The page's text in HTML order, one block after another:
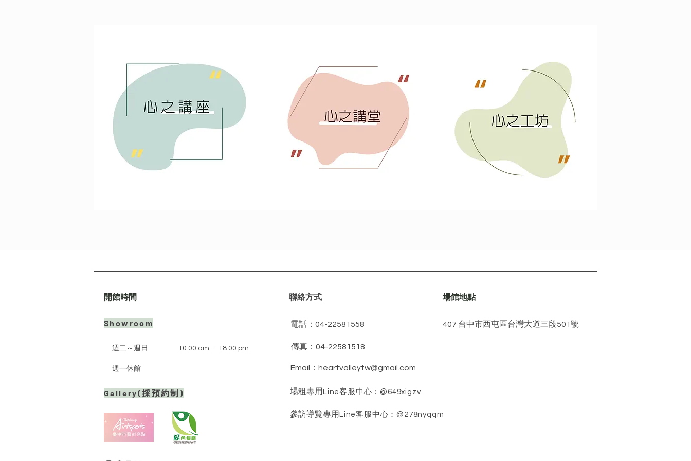
​開館時間
Showroom
週二～週日 10:00 am. – 18:00 pm.
週一休館
Gallery(採預約制)
​聯絡方式
電話：04-22581558
​場館地點
​407 台中市西屯區台灣大道三段501號
傳真：04-22581518
Email： heartvalleytw@gmail.com
場租專用 Line客服中心：@649xigzv
參訪導覽專用 Line客服中心：@278nyqqm